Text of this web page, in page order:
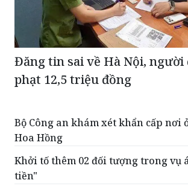
Đăng tin sai về Hà Nội, người
phạt 12,5 triệu đồng
Bộ Công an khám xét khẩn cấp nơi
Hoa Hồng
Khởi tố thêm 02 đối tượng trong vụ
tiền"